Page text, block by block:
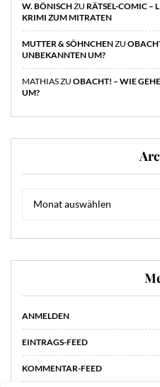
W. BÖNISCHZU RÄTSEL-COMIC –
KRIMI ZUM MITRATEN
MUTTER & SÖHNCHENZU
UNBEKANNTEN UM?
MATHIASZU OBACHT! – WIE
UM?
Monat auswählen
ANMELDEN
EINTRAGS-FEED
KOMMENTAR-FEED